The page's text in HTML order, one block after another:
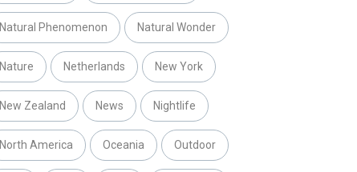
Natural Phenomenon Natural Wonder
Nature Netherlands New York
New Zealand News Nightlife
North America Oceania Outdoor